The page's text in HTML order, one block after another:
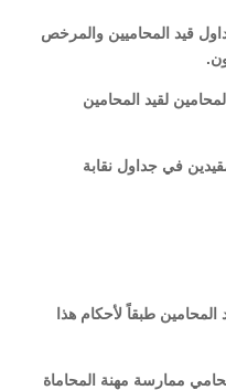
قيد المحاميين والمرخص
لقيد المحامين
في جداول نقابة
طبقاً لأحكام هذا
ممارسة مهنة المحاماة